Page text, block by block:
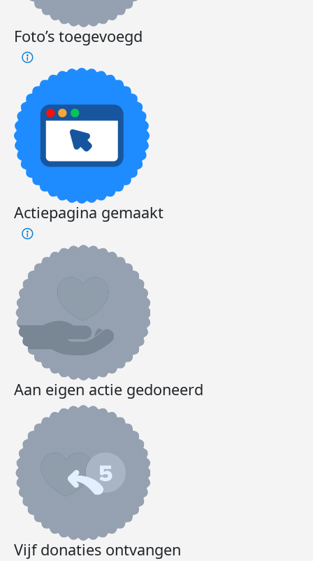
Foto’s toegevoegd
Actiepagina gemaakt
Aan eigen actie gedoneerd
Vijf donaties ontvangen